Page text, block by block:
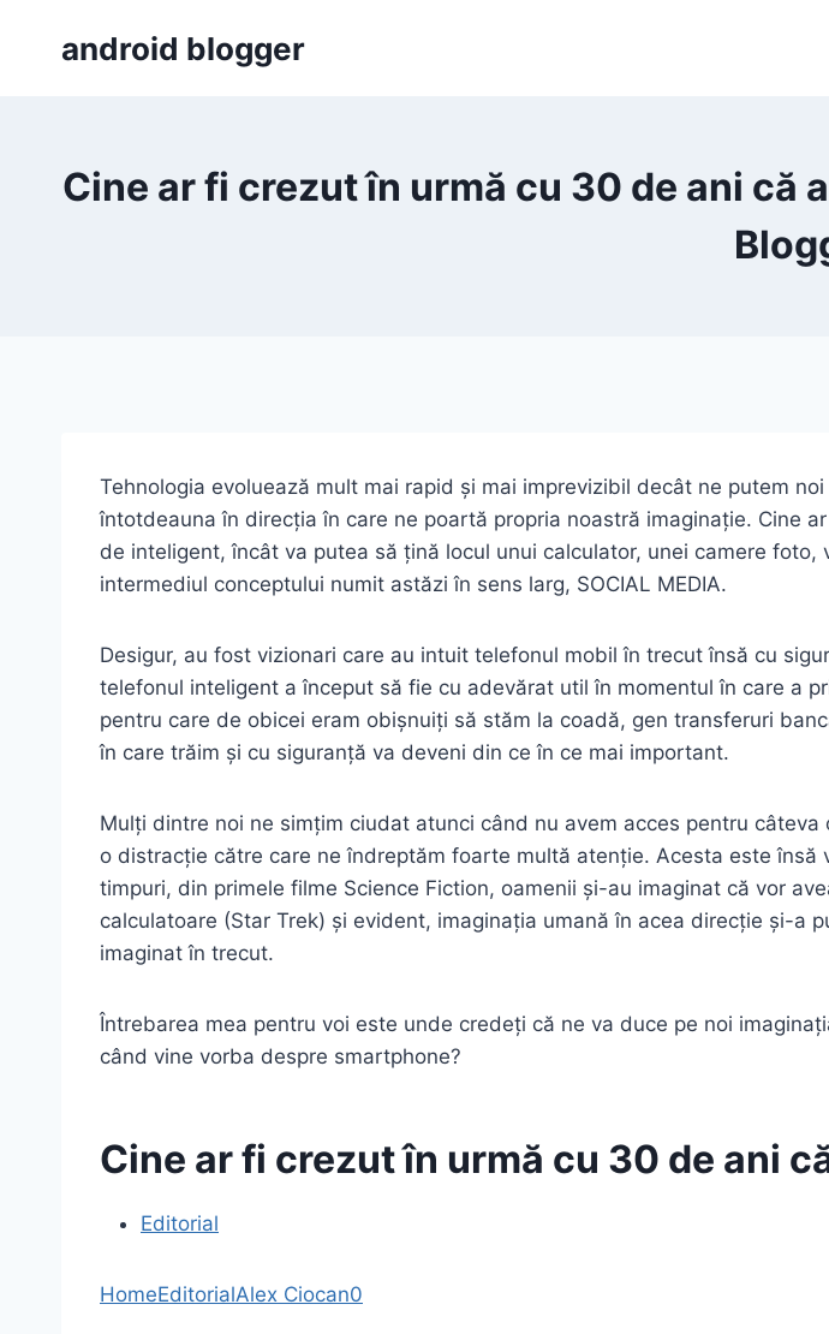
android blogger
Cine ar fi crezut în urmă cu 30 de ani că
Tehnologia evoluează mult mai rapid și mai imprevizibil decât ne putem
întotdeauna în direcția în care ne poartă propria noastră imaginație. Cine
de inteligent, încât va putea să țină locul unui calculator, unei camere
intermediul conceptului numit astăzi în sens larg, SOCIAL MEDIA.
Desigur, au fost vizionari care au intuit telefonul mobil în trecut însă cu
telefonul inteligent a început să fie cu adevărat util în momentul în care a
pentru care de obicei eram obișnuiți să stăm la coadă, gen transferuri
în care trăim și cu siguranță va deveni din ce în ce mai important.
Mulți dintre noi ne simțim ciudat atunci când nu avem acces pentru
o distracție către care ne îndreptăm foarte multă atenție. Acesta este
timpuri, din primele filme Science Fiction, oamenii și-au imaginat că vor
calculatoare (Star Trek) și evident, imaginația umană în acea direcție și-a
imaginat în trecut.
Întrebarea mea pentru voi este unde credeți că ne va duce pe noi
când vine vorba despre smartphone?
Cine ar fi crezut în urmă cu 30 de ani
Editorial
HomeEditorialAlex Ciocan0